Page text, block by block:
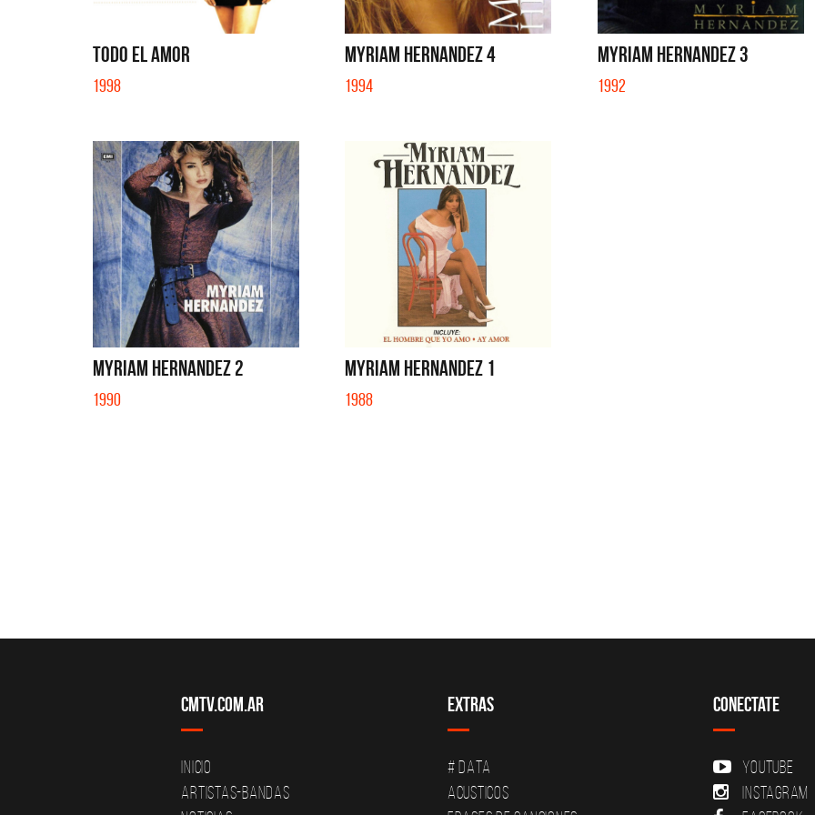
TODO EL AMOR
1998
MYRIAM HERNANDEZ 4
1994
MYRIAM HERNANDEZ 3
1992
MYRIAM HERNANDEZ 2
1990
MYRIAM HERNANDEZ 1
1988
FLOR DE LOTO - SINGLE CUANDO QUIERAS, DONDE QUIERAS -
CMTV.com.ar
Inicio
Artistas-Bandas
Extras
# DATA
Acusticos
Conectate
YouTube
Instagram